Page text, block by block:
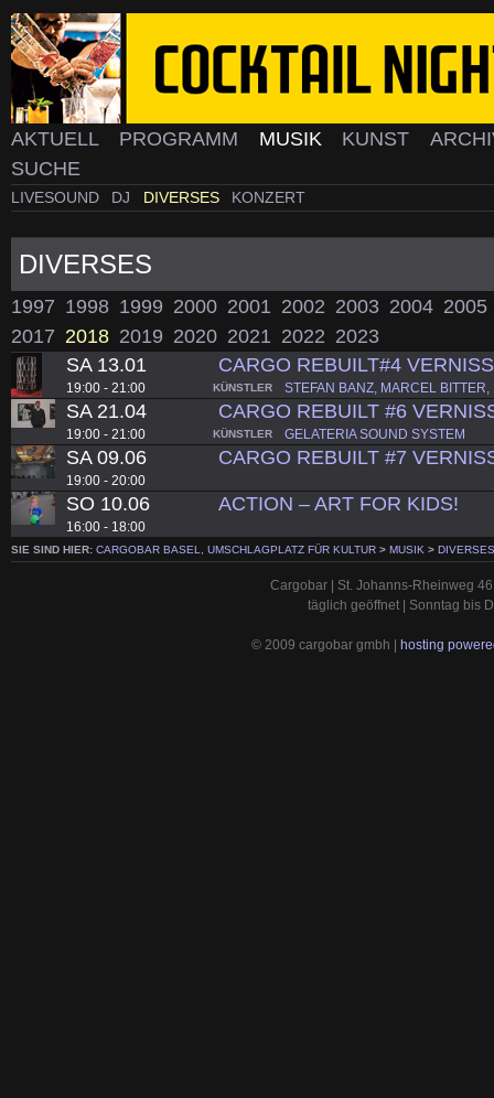
AKTUELL PROGRAMM MUSIK KUNST
SUCHE
LIVESOUND DJ DIVERSES KONZERT
DIVERSES
1997 1998 1999 2000 2001 2002 2003 2004 2005
2017 2018 2019 2020 2021 2022 2023
SA 13.01
19:00 - 21:00
CARGO REBUILT#4
KÜNSTLER STEFAN BANZ, MARCEL
SA 21.04
19:00 - 21:00
CARGO REBUILT #6
KÜNSTLER GELATERIA SOUND SYSTEM
SA 09.06
19:00 - 20:00
CARGO REBUILT #7
SO 10.06
16:00 - 18:00
ACTION – ART FOR KIDS!
SIE SIND HIER: CARGOBAR BASEL, UMSCHLAGPLATZ FÜR KULTUR > MUSIK > DIVERSES
Cargobar | St. Johanns-Rheinweg
täglich geöffnet | Sonntag bis
© 2009 cargobar gmbh | hosting